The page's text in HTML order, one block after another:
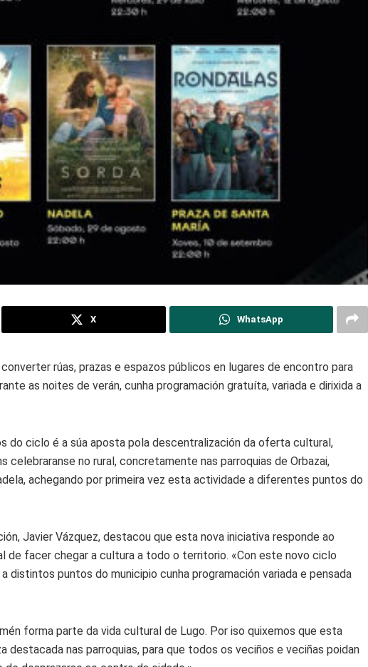
X WhatsApp
rúas, prazas e espazos públicos en lugares de encontro para
as noites de verán, cunha programación gratuíta, variada e dirixida a
do ciclo é a súa aposta pola descentralización da oferta cultural,
celebraranse no rural, concretamente nas parroquias de Orbazai,
achegando por primeira vez esta actividade a diferentes puntos do
Javier Vázquez, destacou que esta nova iniciativa responde ao
de facer chegar a cultura a todo o territorio. «Con este novo ciclo
distintos puntos do municipio cunha programación variada e pensada
forma parte da vida cultural de Lugo. Por iso quixemos que esta
destacada nas parroquias, para que todos os veciños e veciñas poidan